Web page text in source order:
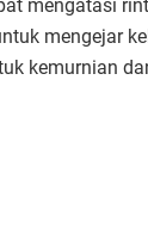
mengatasi
mengejar
kemurnian